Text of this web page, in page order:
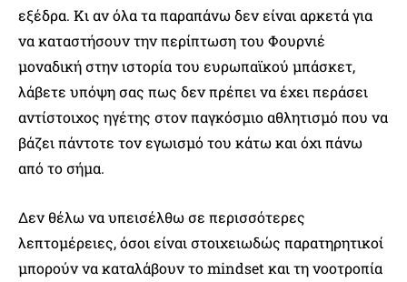
εξέδρα. Κι αν όλα τα παραπάνω δεν είναι αρκετά για
να καταστήσουν την περίπτωση του Φουρνιέ
μοναδική στην ιστορία του ευρωπαϊκού μπάσκετ,
λάβετε υπόψη σας πως δεν πρέπει να έχει περάσει
αντίστοιχος ηγέτης στον παγκόσμιο αθλητισμό που να
βάζει πάντοτε τον εγωισμό του κάτω και όχι πάνω
από το σήμα.
Δεν θέλω να υπεισέλθω σε περισσότερες
λεπτομέρειες, όσοι είναι στοιχειωδώς παρατηρητικοί
μπορούν να καταλάβουν το mindset και τη νοοτροπία